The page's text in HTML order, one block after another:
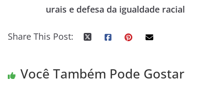
urais e defesa da igualdade racial
Share This Post:
Você Também Pode Gostar